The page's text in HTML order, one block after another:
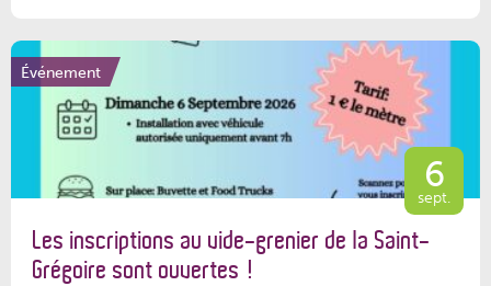
Événement
6
sept.
Les inscriptions au vide-grenier de la Saint-
Grégoire sont ouvertes !